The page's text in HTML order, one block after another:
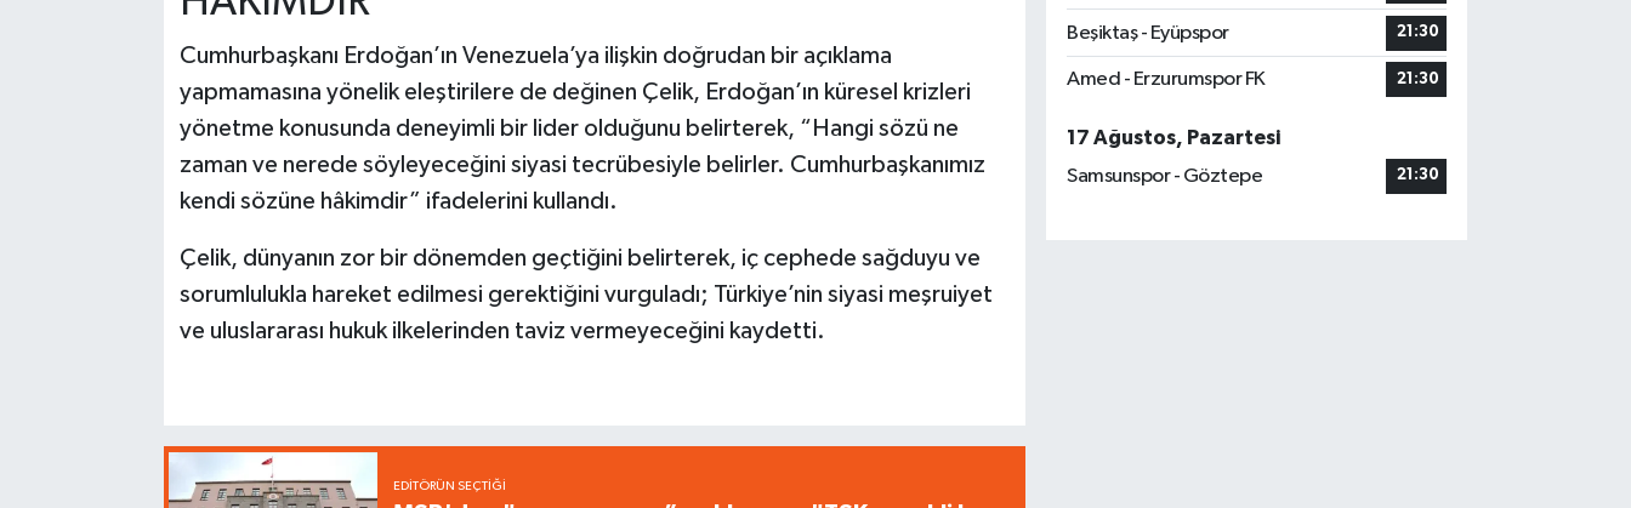
Cumhurbaşkanı Erdoğan’ın Venezuela’ya ilişkin doğrudan bir açıklama
yapmamasına yönelik eleştirilere de değinen Çelik, Erdoğan’ın küresel krizleri
yönetme konusunda deneyimli bir lider olduğunu belirterek, “Hangi sözü ne
zaman ve nerede söyleyeceğini siyasi tecrübesiyle belirler. Cumhurbaşkanımız
kendi sözüne hâkimdir” ifadelerini kullandı.
Çelik, dünyanın zor bir dönemden geçtiğini belirterek, iç cephede sağduyu ve
sorumlulukla hareket edilmesi gerektiğini vurguladı; Türkiye’nin siyasi meşruiyet
ve uluslararası hukuk ilkelerinden taviz vermeyeceğini kaydetti.
EDITÖRÜN SEÇTIĞI
Beşiktaş - Eyüpspor 21:30
Amed - Erzurumspor FK 21:30
17 Ağustos, Pazartesi
Samsunspor - Göztepe
21:30